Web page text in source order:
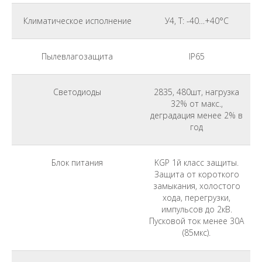
Климатическое исполнение У4, Т: -40…+40°С
Пылевлагозащита IP65
Светодиоды
2835, 480шт, нагрузка
32% от макс.,
деградация менее 2% в
год
Блок питания
KGP 1й класс защиты.
Защита от короткого
замыкания, холостого
хода, перегрузки,
импульсов до 2кВ.
Пусковой ток менее 30А
(85мкс).